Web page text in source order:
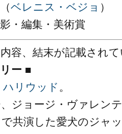
ベレニス・ベジョ ）
・編集・美術賞
容、結末が記載されて
ー ■
ハリウッド 。
ジョージ・ヴァレン
共演した愛犬のジャ